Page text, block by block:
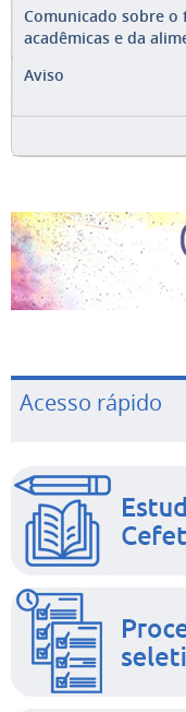
Comunicado sobre
acadêmicas e da
Aviso
Acesso rápido